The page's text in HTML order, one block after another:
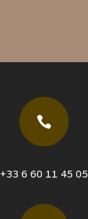

+33 6 60 11 45 05